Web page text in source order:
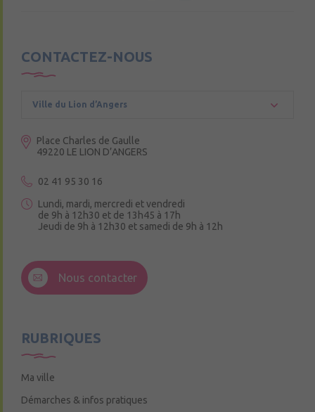
CONTACTEZ-NOUS
Ville du Lion d’Angers
Place Charles de Gaulle
49220 LE LION D’ANGERS
02 41 95 30 16
Lundi, mardi, mercredi et vendredi
de 9h à 12h30 et de 13h45 à 17h
Jeudi de 9h à 12h30 et samedi de 9h à 12h
49220 Andigné
Nous contacter
RUBRIQUES
Ma ville
Démarches & infos pratiques